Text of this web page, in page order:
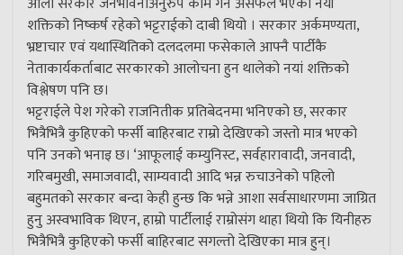
शक्तिको निष्कर्ष रहेको भट्टराईको दाबी थियो । सरकार अर्कमण्यता,
भ्रष्टाचार एवं यथास्थितिको दलदलमा फसेकाले आफ्नै पार्टीकै
नेताकार्यकर्ताबाट सरकारको आलोचना हुन थालेको नयां शक्तिको
विश्लेषण पनि छ।
भट्टराईले पेश गरेको राजनितीक प्रतिबेदनमा भनिएको छ, सरकार
भित्रैभित्रै कुहिएको फर्सी बाहिरबाट राम्रो देखिएको जस्तो मात्र भएको
पनि उनको भनाइ छ। ‘आफूलाई कम्युनिस्ट, सर्वहारावादी, जनवादी,
गरिबमुखी, समाजवादी, साम्यवादी आदि भन्न रुचाउनेको पहिलो
बहुमतको सरकार बन्दा केही हुन्छ कि भन्ने आशा सर्वसाधारणमा जाग्रित
हुनु अस्वभाविक थिएन, हाम्रो पार्टीलाई राम्रोसंग थाहा थियो कि यिनीहरु
भित्रैभित्रै कुहिएको फर्सी बाहिरबाट सगल्तो देखिएका मात्र हुन्।